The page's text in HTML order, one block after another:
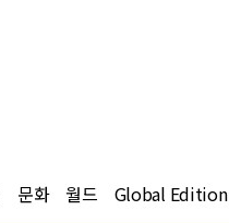
문화 월드 Global Edition